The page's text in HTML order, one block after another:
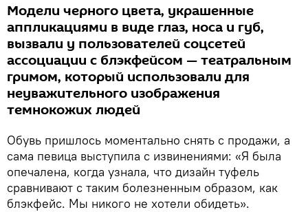
Модели черного цвета, украшенные
аппликациями в виде глаз, носа и губ,
вызвали у пользователей соцсетей
ассоциации с блэкфейсом — театральным
гримом, который использовали для
неуважительного изображения
темнокожих людей
Обувь пришлось моментально снять с продажи, а
сама певица выступила с извинениями: «Я была
опечалена, когда узнала, что дизайн туфель
сравнивают с таким болезненным образом, как
блэкфейс. Мы никого не хотели обидеть».